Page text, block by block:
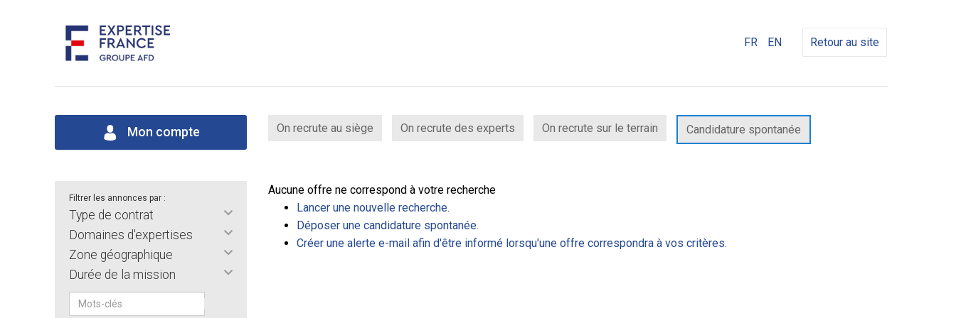
FR EN Retour au site
Mon compte On recrute au siège On recrute des experts On recrute sur le terrain Candidature spontanée
Filtrer les annonces par :
Type de contrat
Domaines d'expertises
Zone géographique
Durée de la mission
Aucune offre ne correspond à votre recherche
Lancer une nouvelle recherche.
Déposer une candidature spontanée.
Créer une alerte e-mail afin d'être informé lorsqu'une offre correspondra à vos critères.